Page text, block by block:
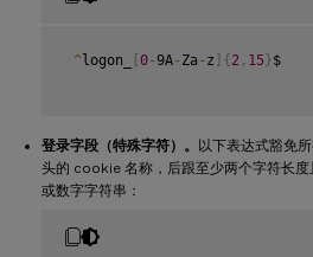
^logon_ [0- 9A- Za- z ] {2 , 15}$
登录字段（特殊字符）。 以下表达式豁免
头的 cookie 名称，后跟至少两个字符长
或数字字符串：